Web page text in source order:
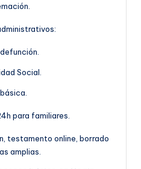
Social.
para familiares.
testamento online, borrado
amplias.